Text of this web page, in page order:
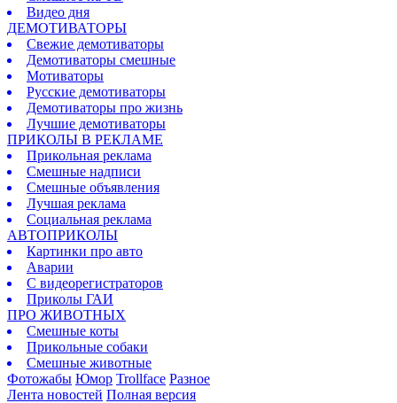
Видео дня
ДЕМОТИВАТОРЫ
Свежие демотиваторы
Демотиваторы смешные
Мотиваторы
Русские демотиваторы
Демотиваторы про жизнь
Лучшие демотиваторы
ПРИКОЛЫ В РЕКЛАМЕ
Прикольная реклама
Смешные надписи
Смешные объявления
Лучшая реклама
Социальная реклама
АВТОПРИКОЛЫ
Картинки про авто
Аварии
С видеорегистраторов
Приколы ГАИ
ПРО ЖИВОТНЫХ
Смешные коты
Прикольные собаки
Смешные животные
Фотожабы Юмор Trollface Разное
Лента новостей Полная версия